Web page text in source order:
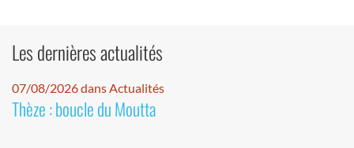
Les dernières actualités
07/08/2026 dans Actualités
Thèze : boucle du Moutta